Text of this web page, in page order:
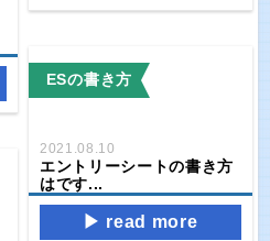
ESの書き方
2021.08.10
エントリーシートの書き方
はです...
read more